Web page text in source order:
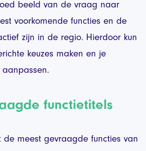
beeld van de vraag naar
voorkomende functies en de
zijn in de regio. Hierdoor kun
keuzes maken en je
functietitels
de meest gevraagde functies van